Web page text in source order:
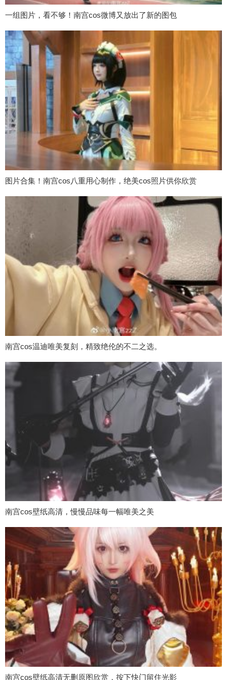
一组图片，看不够！南宫cos微博又放出了新的图包
图片合集！南宫cos八重用心制作，绝美cos照片供你欣赏
南宫cos温迪唯美复刻，精致绝伦的不二之选。
南宫cos壁纸高清，慢慢品味每一幅唯美之美
南宫cos壁纸高清无删原图欣赏，按下快门留住光影